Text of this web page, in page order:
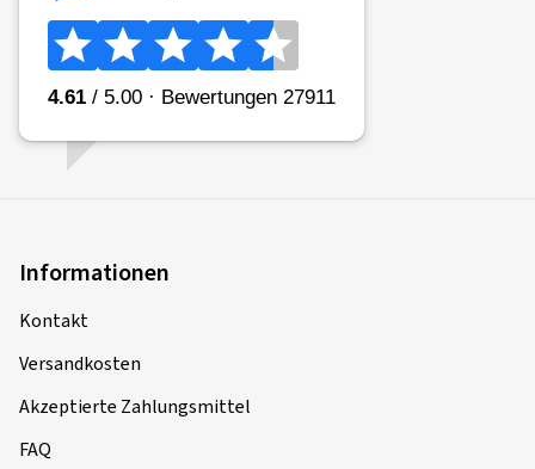
Informationen
Kontakt
Versandkosten
Akzeptierte Zahlungsmittel
FAQ